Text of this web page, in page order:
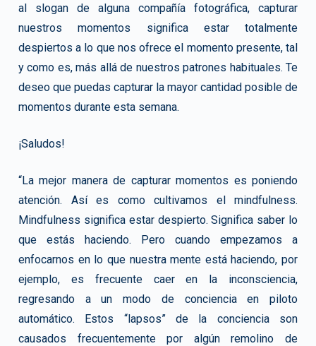
al slogan de alguna compañía fotográfica, capturar
nuestros momentos significa estar totalmente
despiertos a lo que nos ofrece el momento presente, tal
y como es, más allá de nuestros patrones habituales. Te
deseo que puedas capturar la mayor cantidad posible de
momentos durante esta semana.
¡Saludos!
“La mejor manera de capturar momentos es poniendo
atención. Así es como cultivamos el mindfulness.
Mindfulness significa estar despierto. Significa saber lo
que estás haciendo. Pero cuando empezamos a
enfocarnos en lo que nuestra mente está haciendo, por
ejemplo, es frecuente caer en la inconsciencia,
regresando a un modo de conciencia en piloto
automático. Estos “lapsos” de la conciencia son
causados frecuentemente por algún remolino de